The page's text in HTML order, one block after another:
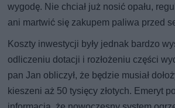
wygodę. Nie chciał już nosić opału,
ani martwić się zakupem paliwa przed
Koszty inwestycji były jednak bardzo
odliczeniu dotacji i rozłożeniu części
pan Jan obliczył, że będzie musiał
kieszeni aż 50 tysięcy złotych. Emeryt